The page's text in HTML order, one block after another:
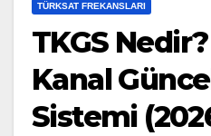
TÜRKSAT FREKANSLARI
TKGS
Kanal
Sistemi